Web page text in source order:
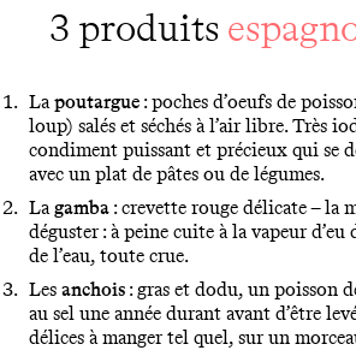
3 produits
Lapoutargue : poches d’oeufs de
loup) salés et séchés à l’air libre. Très
condiment puissant et précieux qui se
avec un plat de pâtes ou de légumes.
Lagamba : crevette rouge délicate – la
déguster : à peine cuite à la vapeur
de l’eau, toute crue.
Les anchois : gras et dodu, un poisson
au sel une année durant avant d’être
délices à manger tel quel, sur un